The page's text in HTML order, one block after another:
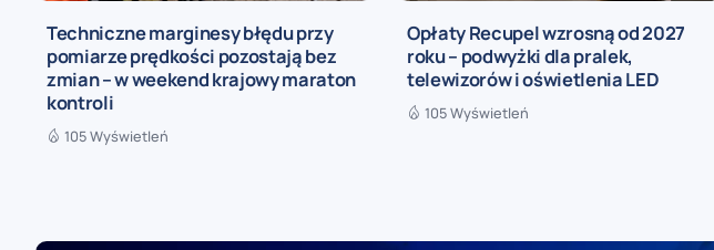
Techniczne marginesy błędu przy
pomiarze prędkości pozostają bez
zmian – w weekend krajowy maraton
kontroli
105 Wyświetleń
Opłaty Recupel wzrosną od 2027
roku – podwyżki dla pralek,
telewizorów i oświetlenia LED
105 Wyświetleń